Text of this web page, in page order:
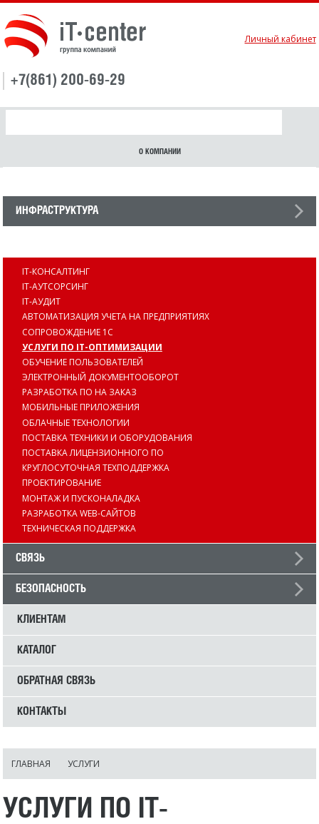
Личный кабинет
+7(861) 200-69-29
О КОМПАНИИ
ИНФРАСТРУКТУРА
IT-КОНСАЛТИНГ
IT-АУТСОРСИНГ
IT-АУДИТ
АВТОМАТИЗАЦИЯ УЧЕТА НА ПРЕДПРИЯТИЯХ
СОПРОВОЖДЕНИЕ 1С
УСЛУГИ ПО IT-ОПТИМИЗАЦИИ
ОБУЧЕНИЕ ПОЛЬЗОВАТЕЛЕЙ
ЭЛЕКТРОННЫЙ ДОКУМЕНТООБОРОТ
РАЗРАБОТКА ПО НА ЗАКАЗ
МОБИЛЬНЫЕ ПРИЛОЖЕНИЯ
ОБЛАЧНЫЕ ТЕХНОЛОГИИ
ПОСТАВКА ТЕХНИКИ И ОБОРУДОВАНИЯ
ПОСТАВКА ЛИЦЕНЗИОННОГО ПО
КРУГЛОСУТОЧНАЯ ТЕХПОДДЕРЖКА
ПРОЕКТИРОВАНИЕ
МОНТАЖ И ПУСКОНАЛАДКА
РАЗРАБОТКА WEB-САЙТОВ
ТЕХНИЧЕСКАЯ ПОДДЕРЖКА
СВЯЗЬ
БЕЗОПАСНОСТЬ
КЛИЕНТАМ
КАТАЛОГ
ОБРАТНАЯ СВЯЗЬ
КОНТАКТЫ
ГЛАВНАЯ УСЛУГИ
УСЛУГИ ПО IT-